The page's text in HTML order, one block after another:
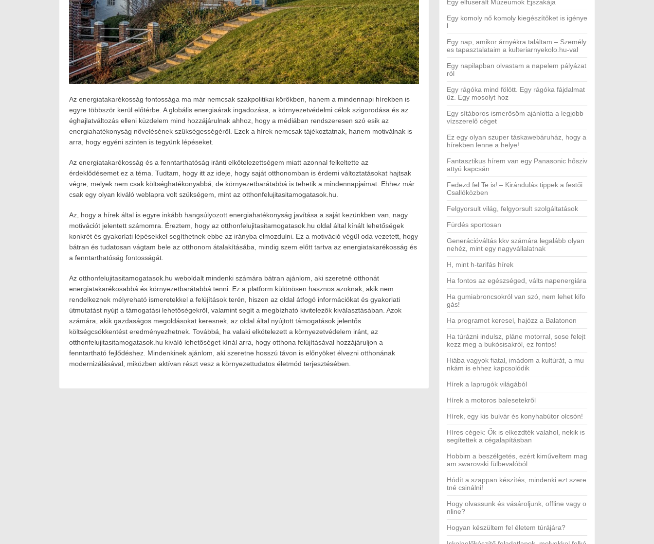
Az energiatakarékosság fontossága ma már nemcsak szakpolitikai körökben, hanem a mindennapi hírekben is
egyre többször kerül előtérbe. A globális energiaárak ingadozása, a környezetvédelmi célok szigorodása és az
éghajlatváltozás elleni küzdelem mind hozzájárulnak ahhoz, hogy a médiában rendszeresen szó esik az
energiahatékonyság növelésének szükségességéről. Ezek a hírek nemcsak tájékoztatnak, hanem motiválnak is
arra, hogy egyéni szinten is tegyünk lépéseket.
Az energiatakarékosság és a fenntarthatóság iránti elkötelezettségem miatt azonnal felkeltette az
érdeklődésemet ez a téma. Tudtam, hogy itt az ideje, hogy saját otthonomban is érdemi változtatásokat hajtsak
végre, melyek nem csak költséghatékonyabbá, de környezetbarátabbá is tehetik a mindennapjaimat. Ehhez már
csak egy olyan kiváló weblapra volt szükségem, mint az otthonfelujitasitamogatasok.hu.
Az, hogy a hírek által is egyre inkább hangsúlyozott energiahatékonyság javítása a saját kezünkben van, nagy
motivációt jelentett számomra. Éreztem, hogy az otthonfelujitasitamogatasok.hu oldal által kínált lehetőségek
konkrét és gyakorlati lépésekkel segíthetnek ebbe az irányba elmozdulni. Ez a motiváció végül oda vezetett, hogy
bátran és tudatosan vágtam bele az otthonom átalakításába, mindig szem előtt tartva az energiatakarékosság és
a fenntarthatóság fontosságát.
Az otthonfelujitasitamogatasok.hu weboldalt mindenki számára bátran ajánlom, aki szeretné otthonát
energiatakarékosabbá és környezetbarátabbá tenni. Ez a platform különösen hasznos azoknak, akik nem
rendelkeznek mélyreható ismeretekkel a felújítások terén, hiszen az oldal átfogó információkat és gyakorlati
útmutatást nyújt a támogatási lehetőségekről, valamint segít a megbízható kivitelezők kiválasztásában. Azok
számára, akik gazdaságos megoldásokat keresnek, az oldal által nyújtott támogatások jelentős
költségcsökkentést eredményezhetnek. Továbbá, ha valaki elkötelezett a környezetvédelem iránt, az
otthonfelujitasitamogatasok.hu kiváló lehetőséget kínál arra, hogy otthona felújításával hozzájáruljon a
fenntartható fejlődéshez. Mindenkinek ajánlom, aki szeretne hosszú távon is előnyöket élvezni otthonának
modernizálásával, miközben aktívan részt vesz a környezettudatos életmód terjesztésében.
Egy elfuserált Múzeumok Éjszakája
Egy komoly nő komoly kiegészítőket is igénye
l
Egy nap, amikor árnyékra találtam – Személy
es tapasztalataim a kulteriarnyekolo.hu-val
Egy napilapban olvastam a napelem pályázat
ról
Egy rágóka mind fölött. Egy rágóka fájdalmat
űz. Egy mosolyt hoz
Egy sítáboros ismerősöm ajánlotta a legjobb
vízszerelő céget
Ez egy olyan szuper táskawebáruház, hogy a
hírekben lenne a helye!
Fantasztikus hírem van egy Panasonic hősziv
attyú kapcsán
Fedezd fel Te is! – Kirándulás tippek a festői
Csallóközben
Felgyorsult világ, felgyorsult szolgáltatások
Fürdés sportosan
Generációváltás kkv számára legalább olyan
nehéz, mint egy nagyvállalatnak
H, mint h-tarifás hírek
Ha fontos az egészséged, válts napenergiára
Ha gumiabroncsokról van szó, nem lehet kifo
gás!
Ha programot keresel, hajózz a Balatonon
Ha túrázni indulsz, pláne motorral, sose felejt
kezz meg a bukósisakról, ez fontos!
Hiába vagyok fiatal, imádom a kultúrát, a mu
nkám is ehhez kapcsolódik
Hírek a laprugók világából
Hírek a motoros balesetekről
Hírek, egy kis bulvár és konyhabútor olcsón!
Híres cégek: Ők is elkezdték valahol, nekik is
segítettek a cégalapításban
Hobbim a beszélgetés, ezért kiműveltem mag
am swarovski fülbevalóból
Hódít a szappan készítés, mindenki ezt szere
tné csinálni!
Hogy olvassunk és vásároljunk, offline vagy o
nline?
Hogyan készültem fel életem túrájára?